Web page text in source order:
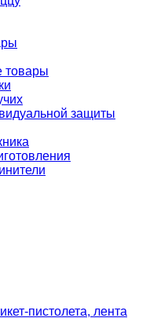
товары
защиты
пистолета, лента